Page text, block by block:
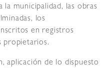
la municipalidad, las obras
los
en registros
propietarios.
aplicación de lo dispuesto